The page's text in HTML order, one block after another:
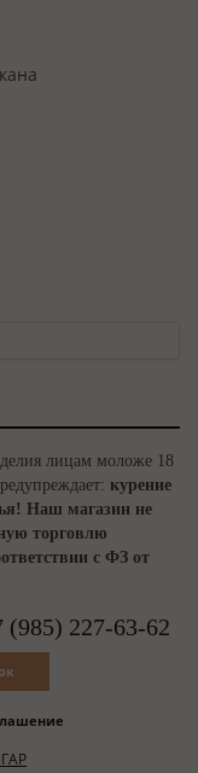
лицам моложе 18
курение
Наш магазин не
торговлю
с ФЗ от
(985) 227-63-62